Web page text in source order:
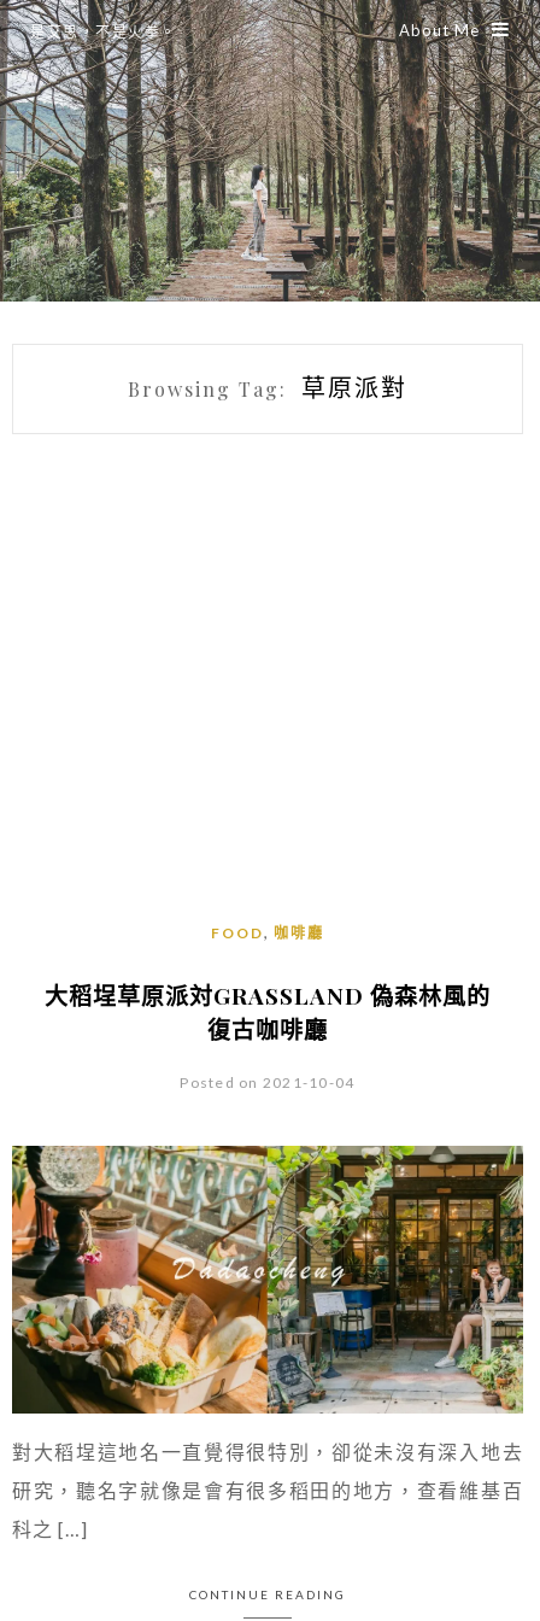
是艾思，不是火拳。 About Me
Browsing Tag: 草原派對
FOOD, 咖啡廳
大稻埕草原派対GRASSLAND 偽森林風的
復古咖啡廳
Posted on 2021-10-04
對大稻埕這地名一直覺得很特別，卻從未沒有深入地去
研究，聽名字就像是會有很多稻田的地方，查看維基百
科之 […]
CONTINUE READING